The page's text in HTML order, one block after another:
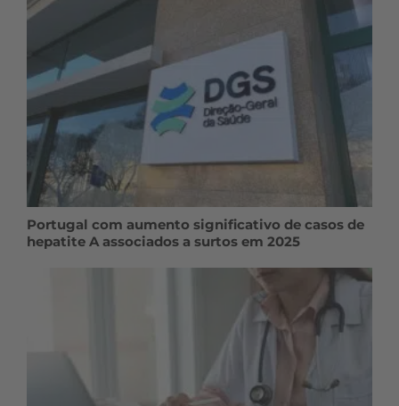
Portugal com aumento significativo de casos de
hepatite A associados a surtos em 2025